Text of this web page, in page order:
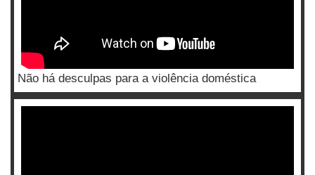
Não há desculpas para a violência doméstica